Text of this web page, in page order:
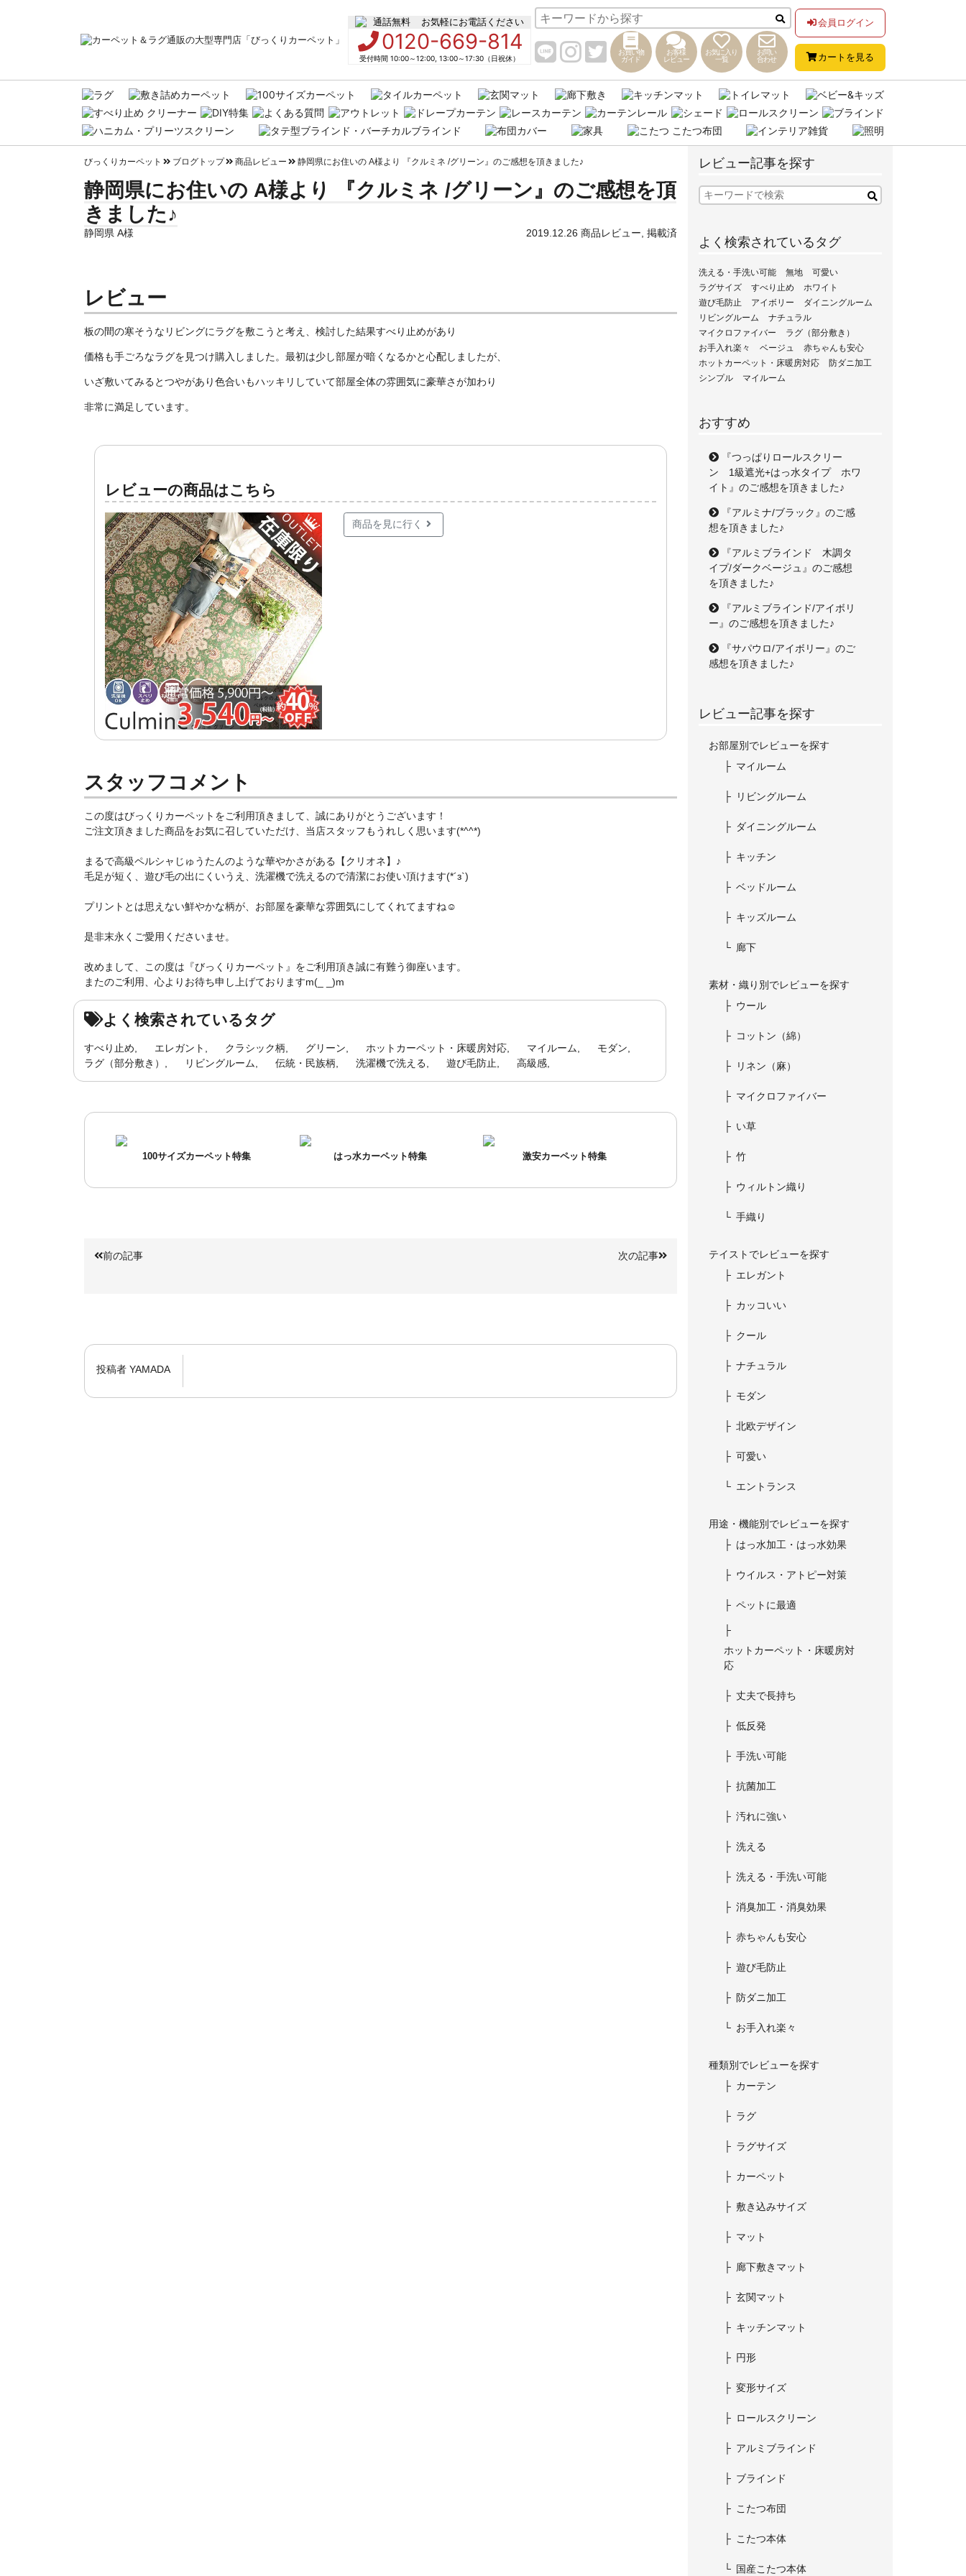
お気軽にお電話ください
0120-669-814
受付時間 10:00～12:00, 13:00～17:30（日祝休）
お買い物
ガイド
お客様
レビュー
お気に入り
一覧
お問い
合わせ
会員ログイン
カートを見る
びっくりカーペット ブログトップ 商品レビュー 静岡県にお住いの A様より 『クルミネ /グリーン』のご感想を頂きました♪
静岡県にお住いの A様より 『クルミネ /グリーン』のご感想を頂
きました♪
静岡県 A様 2019.12.26 商品レビュー 掲載済
レビュー
板の間の寒そうなリビングにラグを敷こうと考え、検討した結果すべり止めがあり
価格も手ごろなラグを見つけ購入しました。最初は少し部屋が暗くなるかと心配しましたが、
いざ敷いてみるとつやがあり色合いもハッキリしていて部屋全体の雰囲気に豪華さが加わり
非常に満足しています。
レビューの商品はこちら
商品を見に行く
スタッフコメント
この度はびっくりカーペットをご利用頂きまして、誠にありがとうございます！
ご注文頂きました商品をお気に召していただけ、当店スタッフもうれしく思います(*^^*)
まるで高級ペルシャじゅうたんのような華やかさがある【クリオネ】♪
毛足が短く、遊び毛の出にくいうえ、洗濯機で洗えるので清潔にお使い頂けます(*´з`)
プリントとは思えない鮮やかな柄が、お部屋を豪華な雰囲気にしてくれてますね☺
是非末永くご愛用くださいませ。
改めまして、この度は『びっくりカーペット』をご利用頂き誠に有難う御座います。
またのご利用、心よりお待ち申し上げておりますm(_ _)m
よく検索されているタグ
すべり止め エレガント クラシック柄 グリーン ホットカーペット・床暖房対応 マイルーム
モダン
ラグ（部分敷き）
リビングルーム 伝統・民族柄 洗濯機で洗える 遊び毛防止 高級感
100サイズカーペット特集 はっ水カーペット特集 激安カーペット特集
前の記事 次の記事
投稿者 YAMADA
レビュー記事を探す
よく検索されているタグ
洗える・手洗い可能 無地
可愛い
ラグサイズ
すべり止め
ホワイト
遊び毛防止
アイボリー
ダイニングルーム
リビングルーム
ナチュラル
マイクロファイバー
ラグ（部分敷き）
お手入れ楽々
ベージュ
赤ちゃんも安心
ホットカーペット・床暖房対応
防ダニ加工
シンプル
マイルーム
おすすめ
『つっぱりロールスクリー
ン 1級遮光+はっ水タイプ ホワ
イト』のご感想を頂きました♪
『アルミナ/ブラック』のご感
想を頂きました♪
『アルミブラインド 木調タ
イプ/ダークベージュ』のご感想
を頂きました♪
『アルミブラインド/アイボリ
ー』のご感想を頂きました♪
『サパウロ/アイボリー』のご
感想を頂きました♪
レビュー記事を探す
お部屋別でレビューを探す
マイルーム
リビングルーム
ダイニングルーム
キッチン
ベッドルーム
キッズルーム
廊下
素材・織り別でレビューを探す
ウール
コットン（綿）
リネン（麻）
マイクロファイバー
い草
竹
ウィルトン織り
手織り
テイストでレビューを探す
エレガント
カッコいい
クール
ナチュラル
モダン
北欧デザイン
可愛い
エントランス
用途・機能別でレビューを探す
はっ水加工・はっ水効果
ウイルス・アトピー対策
ペットに最適
ホットカーペット・床暖房対
応
丈夫で長持ち
低反発
手洗い可能
抗菌加工
汚れに強い
洗える
洗える・手洗い可能
消臭加工・消臭効果
赤ちゃんも安心
遊び毛防止
防ダニ加工
お手入れ楽々
種類別でレビューを探す
カーテン
ラグ
ラグサイズ
カーペット
敷き込みサイズ
マット
廊下敷きマット
玄関マット
キッチンマット
円形
変形サイズ
ロールスクリーン
アルミブラインド
ブラインド
こたつ布団
こたつ本体
国産こたつ本体